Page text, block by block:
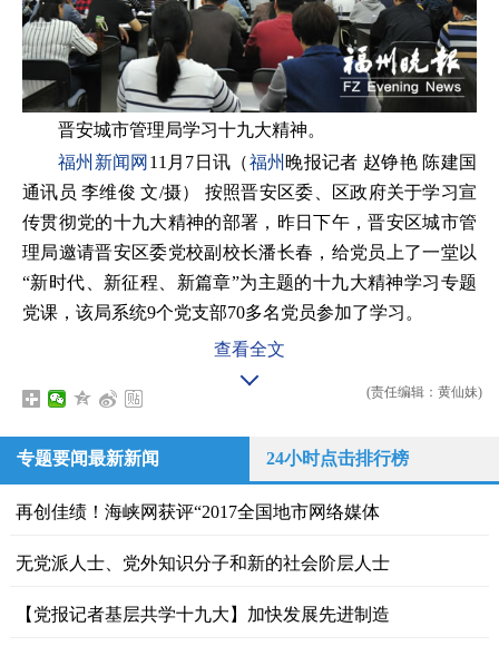
晋安城市管理局学习十九大精神。
福州新闻网 11月7日讯（福州 晚报记者 赵铮艳 陈建国
通讯员 李维俊 文/摄） 按照晋安区委、区政府关于学习宣
传贯彻党的十九大精神的部署，昨日下午，晋安区城市管
理局邀请晋安区委党校副校长潘长春，给党员上了一堂以
“新时代、新征程、新篇章”为主题的十九大精神学习专题
党课，该局系统9个党支部70多名党员参加了学习。
查看全文
(责任编辑：黄仙妹)
专题要闻最新新闻 24小时点击排行榜
再创佳绩！海峡网获评“2017全国地市网络媒体
无党派人士、党外知识分子和新的社会阶层人士
【党报记者基层共学十九大】加快发展先进制造